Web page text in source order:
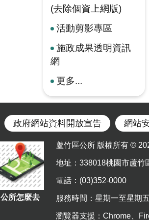
(去除個資上網版)
活動剪影專區
施政成果透明資訊
網
更多...
政府網站資料開放宣告 網站
公所怎麼去
蘆竹區公所 版權所有 ©
地址 ：338018桃園市蘆竹
電話：(03)352-0000
服務時間：星期一至星期
瀏覽器支援：Chrome、